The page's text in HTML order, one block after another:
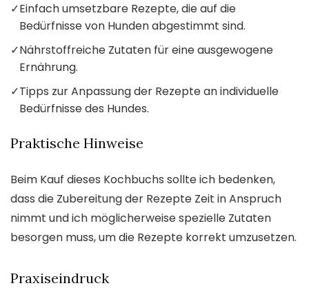
✓Einfach umsetzbare Rezepte, die auf die
Bedürfnisse von Hunden abgestimmt sind.
✓Nährstoffreiche Zutaten für eine ausgewogene
Ernährung.
✓Tipps zur Anpassung der Rezepte an individuelle
Bedürfnisse des Hundes.
Praktische Hinweise
Beim Kauf dieses Kochbuchs sollte ich bedenken,
dass die Zubereitung der Rezepte Zeit in Anspruch
nimmt und ich möglicherweise spezielle Zutaten
besorgen muss, um die Rezepte korrekt umzusetzen.
Praxiseindruck